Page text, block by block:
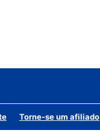
Torne-se um afiliado